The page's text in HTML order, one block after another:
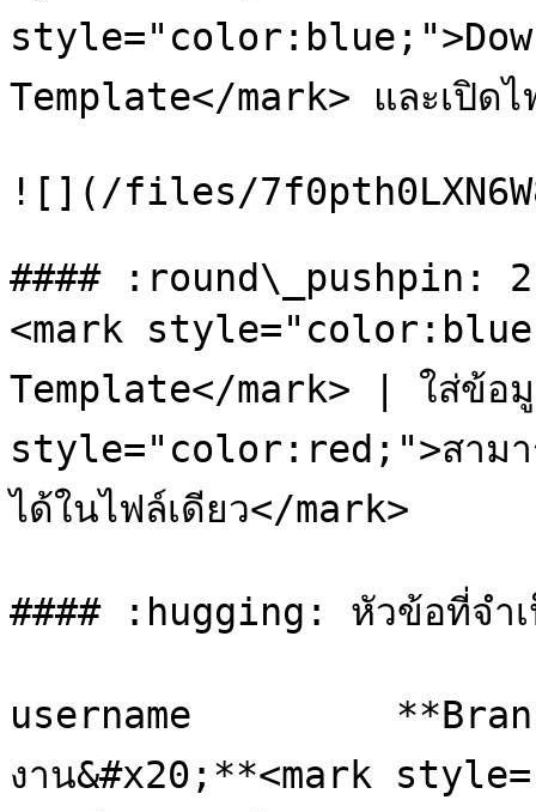
Template</mark> และเปิดไ
![](/files/
#### :round\_pushpin:
<mark
Template</mark> | ใส่ข้อมู
style="color:red;">สามาร
ได้ในไฟล์เดียว</mark>
#### :hugging: หัวข้อที่จำเ
username
งาน&#x20;**<mark